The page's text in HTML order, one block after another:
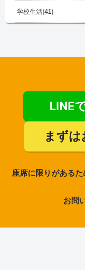
学校生活 41
LINE
まずは
座席に限りがある
お問